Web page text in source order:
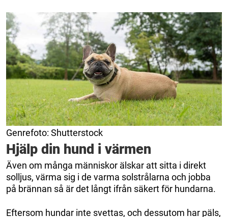
Genrefoto: Shutterstock
Hjälp din hund i värmen
Även om många människor älskar att sitta i direkt
solljus, värma sig i de varma solstrålarna och jobba
på brännan så är det långt ifrån säkert för hundarna.
Eftersom hundar inte svettas, och dessutom har päls,